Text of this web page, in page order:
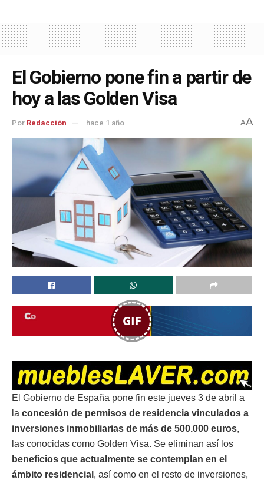
El Gobierno pone fin a partir de
hoy a las Golden Visa
Por Redacción hace 1 año AA
GIF
El Gobierno de España pone fin este jueves 3 de abril a
la concesión de permisos de residencia vinculados a
inversiones inmobiliarias de más de 500.000 euros,
las conocidas como Golden Visa. Se eliminan así los
beneficios que actualmente se contemplan en el
ámbito residencial , así como en el resto de inversiones,